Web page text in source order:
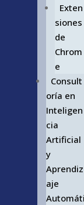
Exten
siones
de
Chrom
e
Consult
oría en
Inteligen
cia
Artificial
y
Aprendiz
aje
Automáti